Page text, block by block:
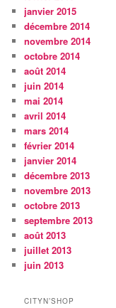
janvier 2015
décembre 2014
novembre 2014
octobre 2014
août 2014
juin 2014
mai 2014
avril 2014
mars 2014
février 2014
janvier 2014
décembre 2013
novembre 2013
octobre 2013
septembre 2013
août 2013
juillet 2013
juin 2013
CITYN’SHOP